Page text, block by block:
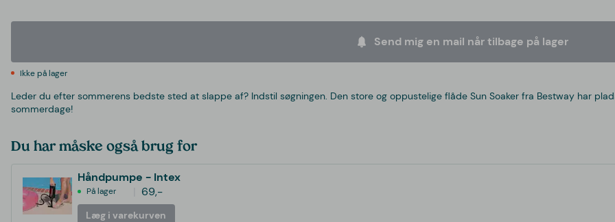
Send mig en mail når tilbage på lager
Ikke på lager
Leder du efter sommerens bedste sted at slappe af? Indstil søgningen. Den store og oppustelige flåde Sun Soaker fra Bestway har
sommerdage!
Du har måske også brug for
Håndpumpe - Intex
På lager 69,-
Læg i varekurven